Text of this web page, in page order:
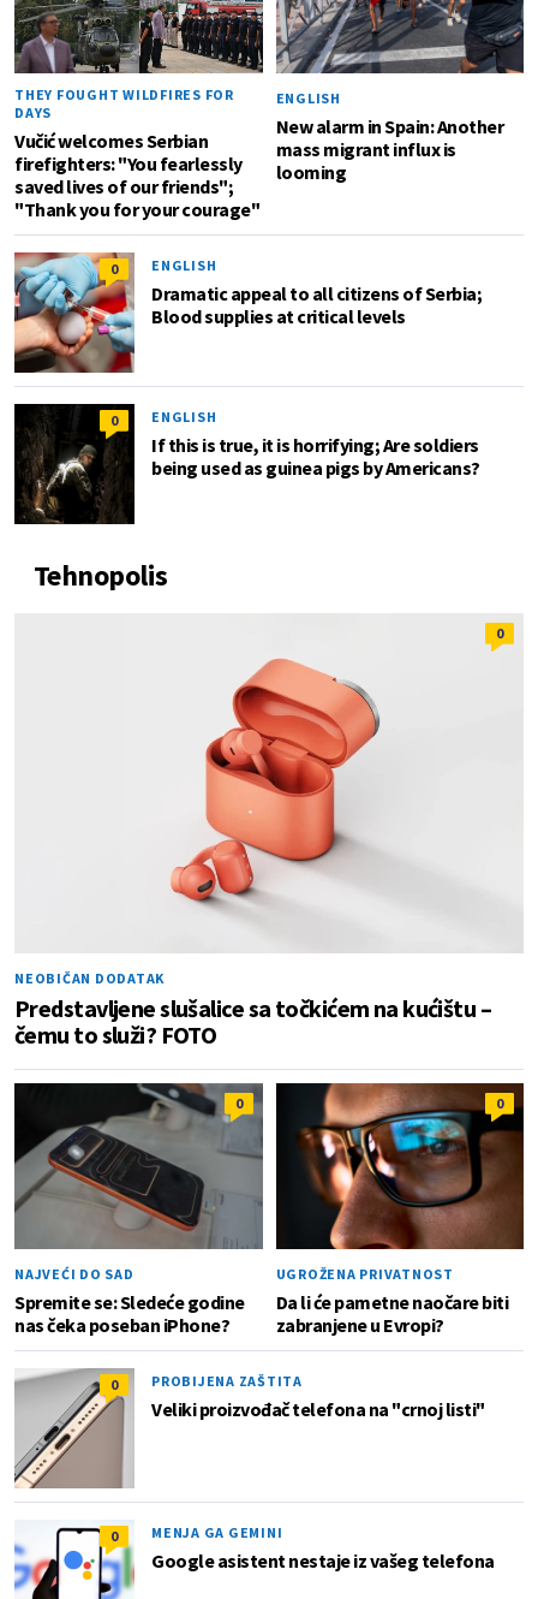
THEY FOUGHT WILDFIRES FOR
DAYS
Vučić welcomes Serbian
firefighters: "You fearlessly
saved lives of our friends";
"Thank you for your courage"
ENGLISH
New alarm in Spain: Another
mass migrant influx is
looming
0 ENGLISH
Dramatic appeal to all citizens of Serbia;
Blood supplies at critical levels
0 ENGLISH
If this is true, it is horrifying; Are soldiers
being used as guinea pigs by Americans?
Tehnopolis
0
NEOBIČAN DODATAK
Predstavljene slušalice sa točkićem na kućištu –
čemu to služi? FOTO
0
NAJVEĆI DO SAD
Spremite se: Sledeće godine
nas čeka poseban iPhone?
0
UGROŽENA PRIVATNOST
Da li će pametne naočare biti
zabranjene u Evropi?
0 PROBIJENA ZAŠTITA
Veliki proizvođač telefona na "crnoj listi"
0 MENJA GA GEMINI
Google asistent nestaje iz vašeg telefona